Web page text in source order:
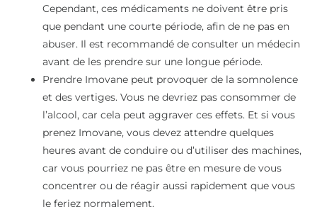
Cependant, ces médicaments ne doivent être pris
que pendant une courte période, afin de ne pas en
abuser. Il est recommandé de consulter un médecin
avant de les prendre sur une longue période.
Prendre Imovane peut provoquer de la somnolence
et des vertiges. Vous ne devriez pas consommer de
l’alcool, car cela peut aggraver ces effets. Et si vous
prenez Imovane, vous devez attendre quelques
heures avant de conduire ou d’utiliser des machines,
car vous pourriez ne pas être en mesure de vous
concentrer ou de réagir aussi rapidement que vous
le feriez normalement.